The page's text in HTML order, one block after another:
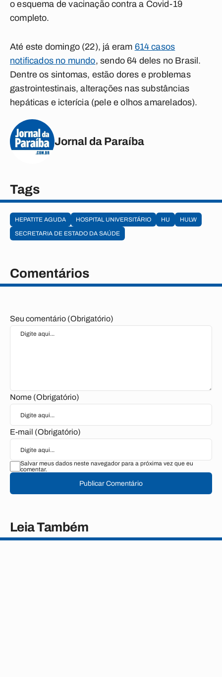
o esquema de vacinação contra a Covid-19
completo.
Até este domingo (22), já eram 614 casos
notificados no mundo, sendo 64 deles no Brasil.
Dentre os sintomas, estão dores e problemas
gastrointestinais, alterações nas substâncias
hepáticas e icterícia (pele e olhos amarelados).
Jornal da Paraíba
Tags
HEPATITE AGUDA HOSPITAL UNIVERSITÁRIO HU
HULW
SECRETARIA DE ESTADO DA SAÚDE
Comentários
Seu comentário (Obrigatório)
Nome (Obrigatório)
E-mail (Obrigatório)
Salvar meus dados neste navegador para a próxima vez que eu
comentar.
Publicar Comentário
Leia Também